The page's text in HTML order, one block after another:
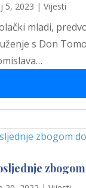
5, 2023 |Vijesti
mladi,
s Don